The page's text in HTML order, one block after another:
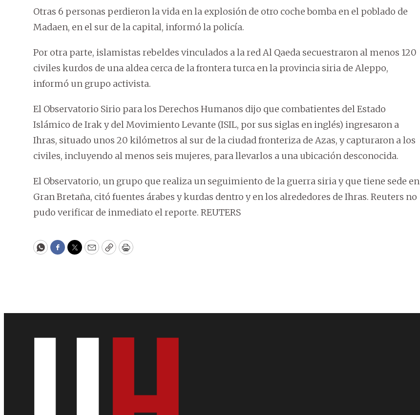
Otras 6 personas perdieron la vida en la explosión de otro coche bomba en el poblado de
Madaen, en el sur de la capital, informó la policía.
Por otra parte, islamistas rebeldes vinculados a la red Al Qaeda secuestraron al menos 120
civiles kurdos de una aldea cerca de la frontera turca en la provincia siria de Aleppo,
informó un grupo activista.
El Observatorio Sirio para los Derechos Humanos dijo que combatientes del Estado
Islámico de Irak y del Movimiento Levante (ISIL, por sus siglas en inglés) ingresaron a
Ihras, situado unos 20 kilómetros al sur de la ciudad fronteriza de Azas, y capturaron a los
civiles, incluyendo al menos seis mujeres, para llevarlos a una ubicación desconocida.
El Observatorio, un grupo que realiza un seguimiento de la guerra siria y que tiene sede en
Gran Bretaña, citó fuentes árabes y kurdas dentro y en los alrededores de Ihras. Reuters no
pudo verificar de inmediato el reporte. REUTERS
WhatsApp
Facebook
Twitter
EmailCopyPrint